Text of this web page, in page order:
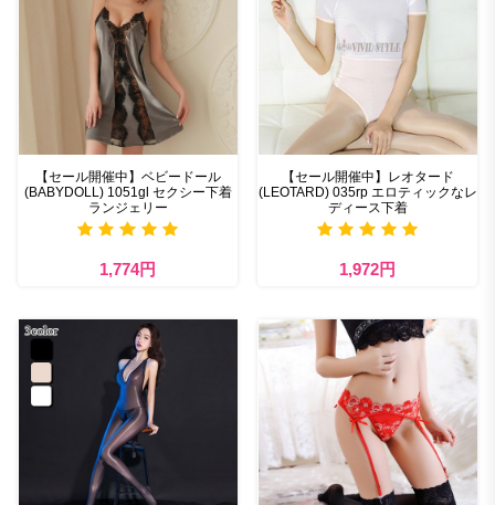
【セール開催中】ベビードール
(BABYDOLL) 1051gl セクシー下着
ランジェリー
1,774円
【セール開催中】レオタード
(LEOTARD) 035rp エロティックなレ
ディース下着
1,972円